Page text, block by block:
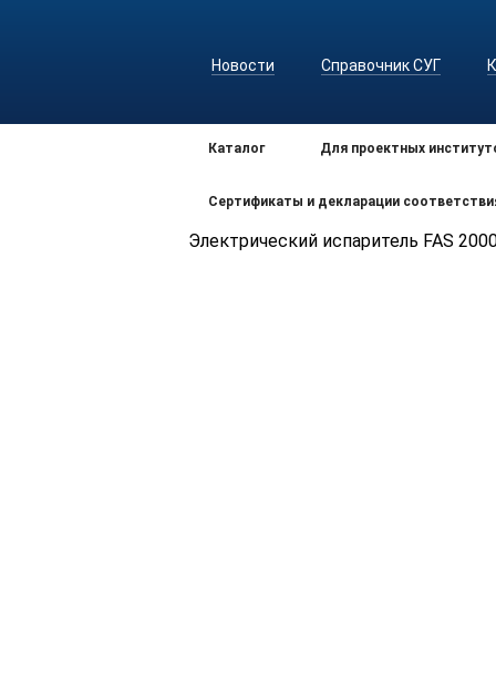
Новости Справочник СУГ
Каталог Для проектных
Сертификаты и декларации
Электрический испаритель FAS